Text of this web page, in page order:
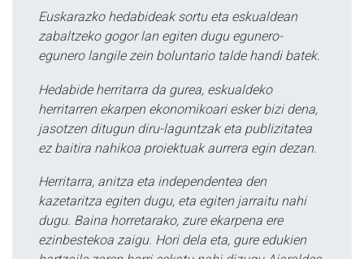
Euskarazko hedabideak sortu eta eskualdean
zabaltzeko gogor lan egiten dugu egunero-
egunero langile zein boluntario talde handi batek.
Hedabide herritarra da gurea, eskualdeko
herritarren ekarpen ekonomikoari esker bizi dena,
jasotzen ditugun diru-laguntzak eta publizitatea
ez baitira nahikoa proiektuak aurrera egin dezan.
Herritarra, anitza eta independentea den
kazetaritza egiten dugu, eta egiten jarraitu nahi
dugu. Baina horretarako, zure ekarpena ere
ezinbestekoa zaigu. Hori dela eta, gure edukien